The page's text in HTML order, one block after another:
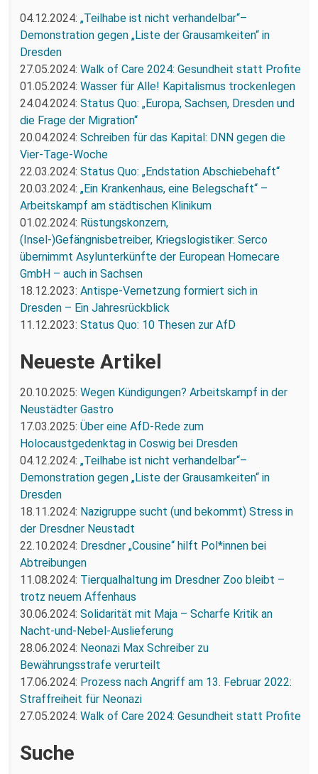
04.12.2024: „Teilhabe ist nicht verhandelbar“–
Demonstration gegen „Liste der Grausamkeiten“ in
Dresden
27.05.2024: Walk of Care 2024: Gesundheit statt Profite
01.05.2024: Wasser für Alle! Kapitalismus trockenlegen
24.04.2024: Status Quo: „Europa, Sachsen, Dresden und
die Frage der Migration“
20.04.2024: Schreiben für das Kapital: DNN gegen die
Vier-Tage-Woche
22.03.2024: Status Quo: „Endstation Abschiebehaft“
20.03.2024: „Ein Krankenhaus, eine Belegschaft“ –
Arbeitskampf am städtischen Klinikum
01.02.2024: Rüstungskonzern,
(Insel-)Gefängnisbetreiber, Kriegslogistiker: Serco
übernimmt Asylunterkünfte der European Homecare
GmbH – auch in Sachsen
18.12.2023: Antispe-Vernetzung formiert sich in
Dresden – Ein Jahresrückblick
11.12.2023: Status Quo: 10 Thesen zur AfD
Neueste Artikel
20.10.2025: Wegen Kündigungen? Arbeitskampf in der
Neustädter Gastro
17.03.2025: Über eine AfD-Rede zum
Holocaustgedenktag in Coswig bei Dresden
04.12.2024: „Teilhabe ist nicht verhandelbar“–
Demonstration gegen „Liste der Grausamkeiten“ in
Dresden
18.11.2024: Nazigruppe sucht (und bekommt) Stress in
der Dresdner Neustadt
22.10.2024: Dresdner „Cousine“ hilft Pol*innen bei
Abtreibungen
11.08.2024: Tierqualhaltung im Dresdner Zoo bleibt –
trotz neuem Affenhaus
30.06.2024: Solidarität mit Maja – Scharfe Kritik an
Nacht-und-Nebel-Auslieferung
28.06.2024: Neonazi Max Schreiber zu
Bewährungsstrafe verurteilt
17.06.2024: Prozess nach Angriff am 13. Februar 2022:
Straffreiheit für Neonazi
27.05.2024: Walk of Care 2024: Gesundheit statt Profite
Suche